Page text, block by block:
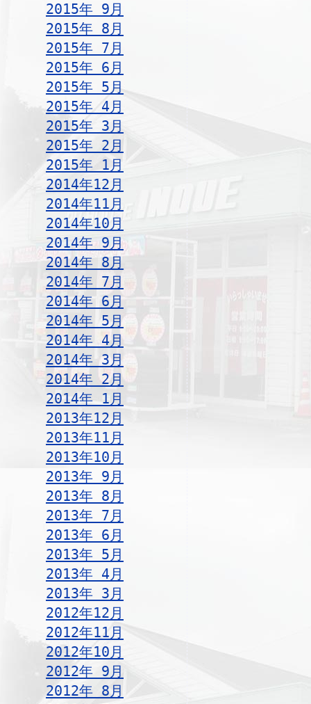
2015年 9月
2015年 8月
2015年 7月
2015年 6月
2015年 5月
2015年 4月
2015年 3月
2015年 2月
2015年 1月
2014年12月
2014年11月
2014年10月
2014年 9月
2014年 8月
2014年 7月
2014年 6月
2014年 5月
2014年 4月
2014年 3月
2014年 2月
2014年 1月
2013年12月
2013年11月
2013年10月
2013年 9月
2013年 8月
2013年 7月
2013年 6月
2013年 5月
2013年 4月
2013年 3月
2012年12月
2012年11月
2012年10月
2012年 9月
2012年 8月